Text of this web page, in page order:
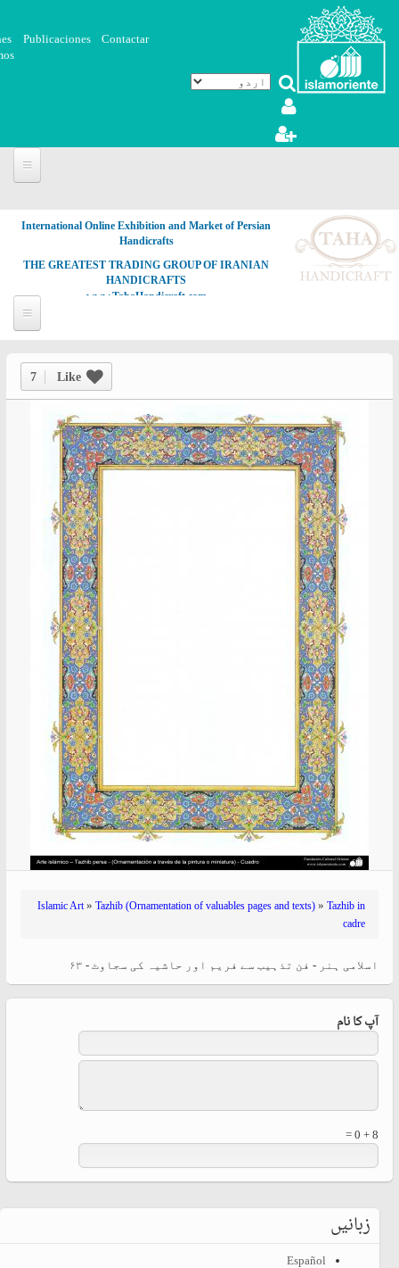
Skip to main content
Contactar
Publicaciones
International Online Exhibition and Market of Persian
Handicrafts
THE GREATEST TRADING GROUP OF IRANIAN
HANDICRAFTS
www.TahaHandicraft.com
7 Like
Islamic Art» Tazhib (Ornamentation of valuables pages and texts) » Tazhib in
cadre
اسلامی ہنر - فن تذہیب سے فریم اور حاشیہ کی سجاوٹ - ۶۳
آپ کا نام
8 + 0 =
زبانیں
Español